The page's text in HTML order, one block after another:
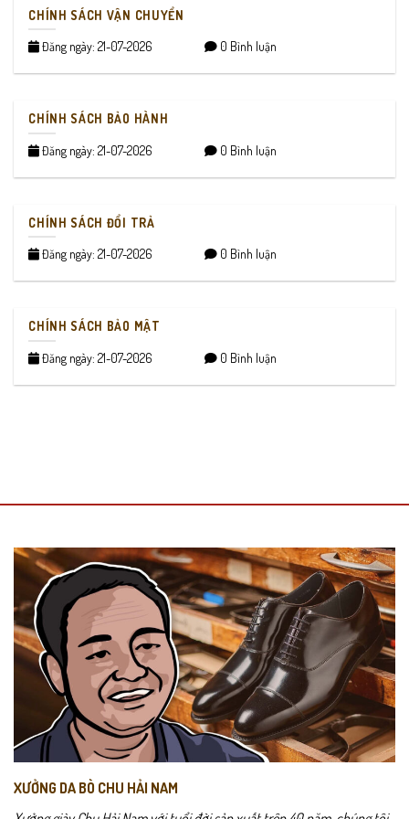
CHÍNH SÁCH VẬN CHUYỂN
Đăng ngày: 21-07-2026 0 Bình luận
CHÍNH SÁCH BẢO HÀNH
Đăng ngày: 21-07-2026 0 Bình luận
CHÍNH SÁCH ĐỔI TRẢ
Đăng ngày: 21-07-2026 0 Bình luận
CHÍNH SÁCH BẢO MẬT
Đăng ngày: 21-07-2026 0 Bình luận
XƯỞNG DA BÒ CHU HẢI NAM